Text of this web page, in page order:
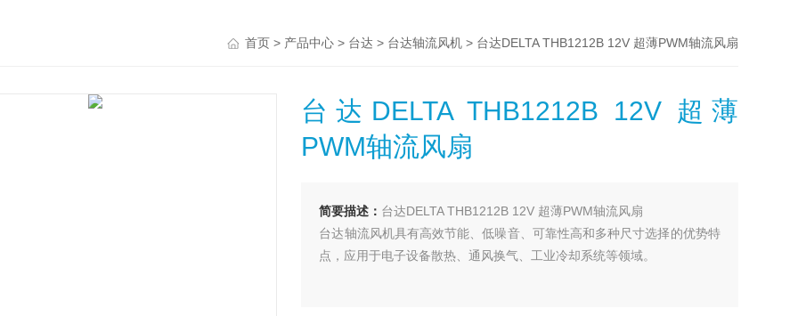
首页> 产品中心> 台达 > 台达轴流风机> 台达DELTA THB1212B 12V 超薄PWM轴流风扇
台达DELTA THB1212B 12V 超薄
PWM轴流风扇
简要描述： 台达DELTA THB1212B 12V 超薄PWM轴流风扇
台达轴流风机具有高效节能、低噪音、可靠性高和多种尺寸选择的优势特
点，应用于电子设备散热、通风换气、工业冷却系统等领域。